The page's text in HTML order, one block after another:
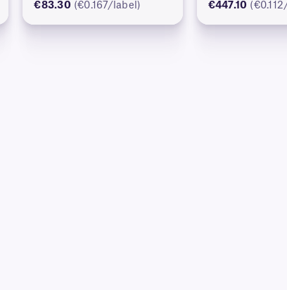
€83.30 (€0.167/label) €447.10